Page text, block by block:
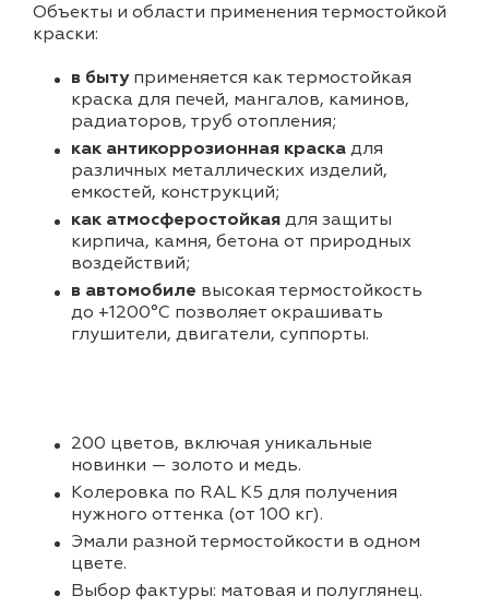
Объекты и области применения термостойкой
краски:
в быту применяется как термостойкая
краска для печей, мангалов, каминов,
радиаторов, труб отопления;
как антикоррозионная краска для
различных металлических изделий,
емкостей, конструкций;
как атмосферостойкая для защиты
кирпича, камня, бетона от природных
воздействий;
в автомобиле высокая термостойкость
до +1200°С позволяет окрашивать
глушители, двигатели, суппорты.
200 цветов, включая уникальные
новинки — золото и медь.
Колеровка по RAL K5 для получения
нужного оттенка (от 100 кг).
Эмали разной термостойкости в одном
цвете.
Выбор фактуры: матовая и полуглянец.